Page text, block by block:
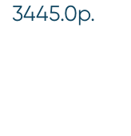
3445.0р.